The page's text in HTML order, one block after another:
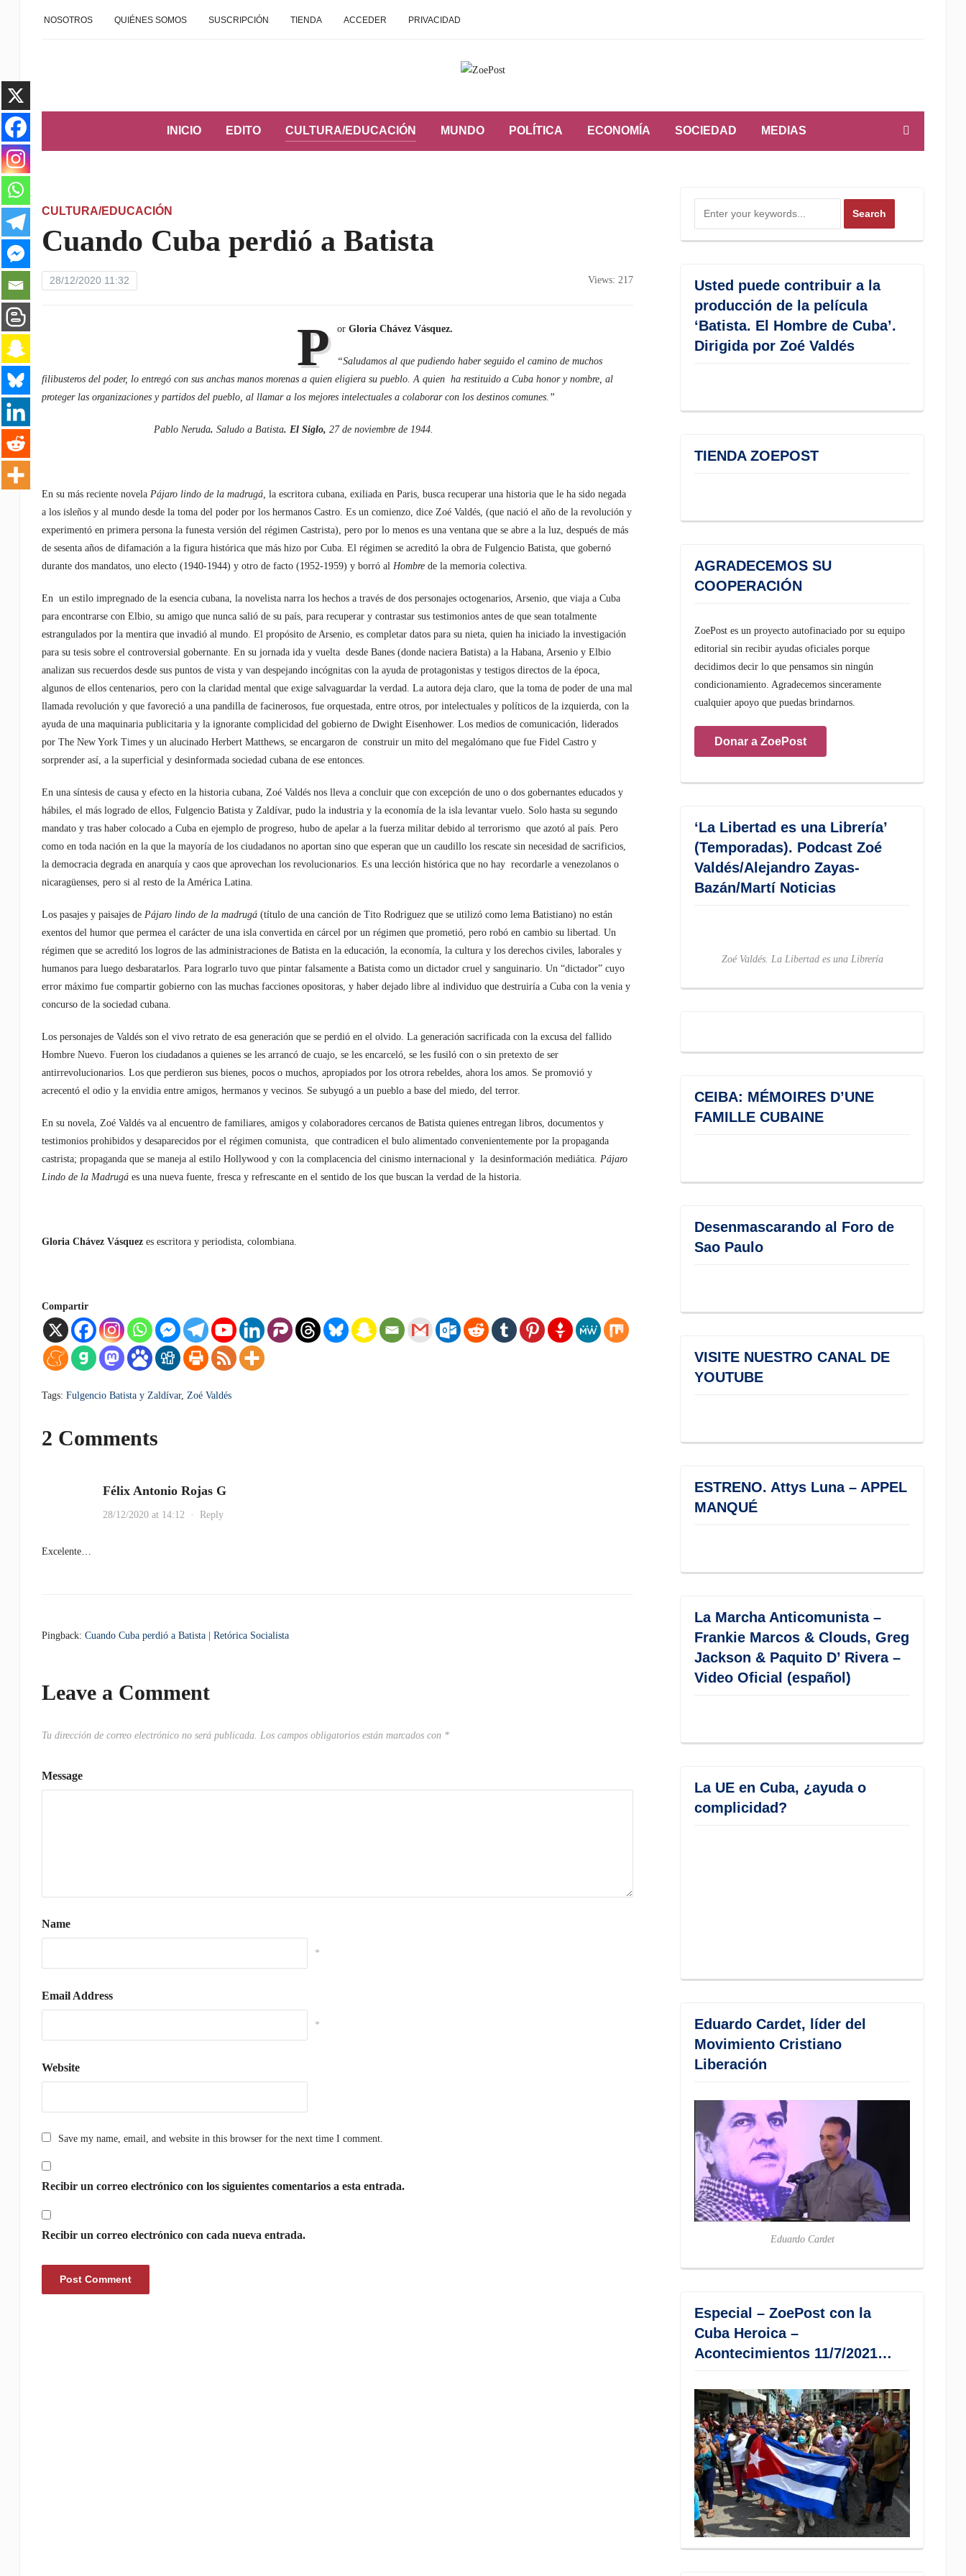
NOSOTROS QUIÉNES SOMOS SUSCRIPCIÓN TIENDA ACCEDER PRIVACIDAD
INICIO EDITO CULTURA/EDUCACIÓN MUNDO POLÍTICA ECONOMÍA SOCIEDAD MEDIAS
CULTURA/EDUCACIÓN
Cuando Cuba perdió a Batista
28/12/2020 11:32 Views: 217
P orGloria Chávez Vásquez.
“Saludamos al que pudiendo haber seguido el camino de muchos
filibusteros del poder, lo entregó con sus anchas manos morenas a quien eligiera su pueblo. A quien ha restituido a Cuba honor y nombre, al
proteger las organizaciones y partidos del pueblo, al llamar a los mejores intelectuales a colaborar con los destinos comunes.”
Pablo Neruda. Saludo a Batista. El Siglo, 27 de noviembre de 1944.
En su más reciente novela Pájaro lindo de la madrugá, la escritora cubana, exiliada en Paris, busca recuperar una historia que le ha sido negada
a los isleños y al mundo desde la toma del poder por los hermanos Castro. Es un comienzo, dice Zoé Valdés, (que nació el año de la revolución y
experimentó en primera persona la funesta versión del régimen Castrista), pero por lo menos es una ventana que se abre a la luz, después de más
de sesenta años de difamación a la figura histórica que más hizo por Cuba. El régimen se acreditó la obra de Fulgencio Batista, que gobernó
durante dos mandatos, uno electo (1940-1944) y otro de facto (1952-1959) y borró al Hombrede la memoria colectiva.
En un estilo impregnado de la esencia cubana, la novelista narra los hechos a través de dos personajes octogenarios, Arsenio, que viaja a Cuba
para encontrarse con Elbio, su amigo que nunca salió de su país, para recuperar y contrastar sus testimonios antes de que sean totalmente
estrangulados por la mentira que invadió al mundo. El propósito de Arsenio, es completar datos para su nieta, quien ha iniciado la investigación
para su tesis sobre el controversial gobernante. En su jornada ida y vuelta desde Banes (donde naciera Batista) a la Habana, Arsenio y Elbio
analizan sus recuerdos desde sus puntos de vista y van despejando incógnitas con la ayuda de protagonistas y testigos directos de la época,
algunos de ellos centenarios, pero con la claridad mental que exige salvaguardar la verdad. La autora deja claro, que la toma de poder de una mal
llamada revolución y que favoreció a una pandilla de facinerosos, fue orquestada, entre otros, por intelectuales y políticos de la izquierda, con la
ayuda de una maquinaria publicitaria y la ignorante complicidad del gobierno de Dwight Eisenhower. Los medios de comunicación, liderados
por The New York Times y un alucinado Herbert Matthews, se encargaron de construir un mito del megalómano que fue Fidel Castro y
sorprender así, a la superficial y desinformada sociedad cubana de ese entonces.
En una síntesis de causa y efecto en la historia cubana, Zoé Valdés nos lleva a concluir que con excepción de uno o dos gobernantes educados y
hábiles, el más logrado de ellos, Fulgencio Batista y Zaldívar, pudo la industria y la economía de la isla levantar vuelo. Solo hasta su segundo
mandato y tras haber colocado a Cuba en ejemplo de progreso, hubo de apelar a la fuerza militar debido al terrorismo que azotó al país. Pero
como en toda nación en la que la mayoría de los ciudadanos no aportan sino que esperan que un caudillo los rescate sin necesidad de sacrificios,
la democracia degrada en anarquía y caos que aprovechan los revolucionarios. Es una lección histórica que no hay recordarle a venezolanos o
nicaragüenses, pero si al resto de la América Latina.
Los pasajes y paisajes de Pájaro lindo de la madrugá(título de una canción de Tito Rodriguez que se utilizó como lema Batistiano) no están
exentos del humor que permea el carácter de una isla convertida en cárcel por un régimen que prometió, pero robó en cambio su libertad. Un
régimen que se acreditó los logros de las administraciones de Batista en la educación, la economía, la cultura y los derechos civiles, laborales y
humanos para luego desbaratarlos. Para lograrlo tuvo que pintar falsamente a Batista como un dictador cruel y sanguinario. Un “dictador” cuyo
error máximo fue compartir gobierno con las muchas facciones opositoras, y haber dejado libre al individuo que destruiría a Cuba con la venia y
concurso de la sociedad cubana.
Los personajes de Valdés son el vivo retrato de esa generación que se perdió en el olvido. La generación sacrificada con la excusa del fallido
Hombre Nuevo. Fueron los ciudadanos a quienes se les arrancó de cuajo, se les encarceló, se les fusiló con o sin pretexto de ser
antirrevolucionarios. Los que perdieron sus bienes, pocos o muchos, apropiados por los otrora rebeldes, ahora los amos. Se promovió y
acrecentó el odio y la envidia entre amigos, hermanos y vecinos. Se subyugó a un pueblo a base del miedo, del terror.
En su novela, Zoé Valdés va al encuentro de familiares, amigos y colaboradores cercanos de Batista quienes entregan libros, documentos y
testimonios prohibidos y desaparecidos por el régimen comunista, que contradicen el bulo alimentado convenientemente por la propaganda
castrista; propaganda que se maneja al estilo Hollywood y con la complacencia del cinismo internacional y la desinformación mediática. Pájaro
Lindo de la Madrugáes una nueva fuente, fresca y refrescante en el sentido de los que buscan la verdad de la historia.
Gloria Chávez Vásquez es escritora y periodista, colombiana.
Compartir
Tags: Fulgencio Batista y Zaldívar, Zoé Valdés
2 Comments
Félix Antonio Rojas G
28/12/2020 at 14:12 · Reply
Excelente…
Pingback: Cuando Cuba perdió a Batista | Retórica Socialista
Leave a Comment
Tu dirección de correo electrónico no será publicada. Los campos obligatorios están marcados con *
Message
Name
*
Email Address
*
Website
Save my name, email, and website in this browser for the next time I comment.
Recibir un correo electrónico con los siguientes comentarios a esta entrada.
Recibir un correo electrónico con cada nueva entrada.
Usted puede contribuir a la
producción de la película
‘Batista. El Hombre de Cuba’.
Dirigida por Zoé Valdés
TIENDA ZOEPOST
AGRADECEMOS SU
COOPERACIÓN
ZoePost es un proyecto autofinaciado por su equipo
editorial sin recibir ayudas oficiales porque
decidimos decir lo que pensamos sin ningún
condicionamiento. Agradecemos sinceramente
cualquier apoyo que puedas brindarnos.
Donar a ZoePost
‘La Libertad es una Librería’
(Temporadas). Podcast Zoé
Valdés/Alejandro Zayas-
Bazán/Martí Noticias
Zoé Valdés. La Libertad es una Librería
CEIBA: MÉMOIRES D’UNE
FAMILLE CUBAINE
Desenmascarando al Foro de
Sao Paulo
VISITE NUESTRO CANAL DE
YOUTUBE
ESTRENO. Attys Luna – APPEL
MANQUÉ
La Marcha Anticomunista –
Frankie Marcos & Clouds, Greg
Jackson & Paquito D’ Rivera –
Video Oficial (español)
La UE en Cuba, ¿ayuda o
complicidad?
Eduardo Cardet, líder del
Movimiento Cristiano
Liberación
Eduardo Cardet
Especial – ZoePost con la
Cuba Heroica –
Acontecimientos 11/7/2021…